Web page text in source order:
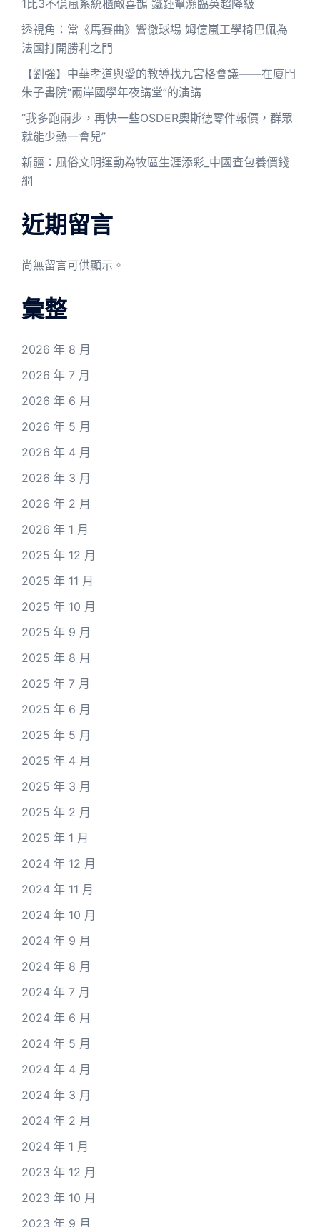
1比3不億嵐系統櫃敵喜鵲 鐵錘幫瀕臨英超降級
透視角：當《馬賽曲》響徹球場 姆億嵐工學椅巴佩為
法國打開勝利之門
【劉強】中華孝道與愛的教導找九宮格會議——在廈門
朱子書院“兩岸國學年夜講堂”的演講
“我多跑兩步，再快一些OSDER奧斯德零件報價，群眾
就能少熱一會兒”
新疆：風俗文明運動為牧區生涯添彩_中國查包養價錢
網
近期留言
尚無留言可供顯示。
彙整
2026 年 8 月
2026 年 7 月
2026 年 6 月
2026 年 5 月
2026 年 4 月
2026 年 3 月
2026 年 2 月
2026 年 1 月
2025 年 12 月
2025 年 11 月
2025 年 10 月
2025 年 9 月
2025 年 8 月
2025 年 7 月
2025 年 6 月
2025 年 5 月
2025 年 4 月
2025 年 3 月
2025 年 2 月
2025 年 1 月
2024 年 12 月
2024 年 11 月
2024 年 10 月
2024 年 9 月
2024 年 8 月
2024 年 7 月
2024 年 6 月
2024 年 5 月
2024 年 4 月
2024 年 3 月
2024 年 2 月
2024 年 1 月
2023 年 12 月
2023 年 10 月
2023 年 9 月